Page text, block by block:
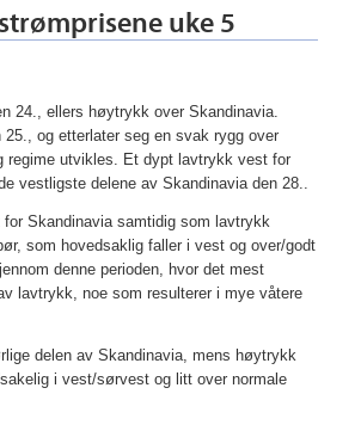
uke 5
24., ellers høytrykk over Skandinavia.
og etterlater seg en svak rygg over
regime utvikles. Et dypt lavtrykk vest for
vestligste delene av Skandinavia den 28..
Skandinavia samtidig som lavtrykk
som hovedsaklig faller i vest og over/godt
denne perioden, hvor det mest
lavtrykk, noe som resulterer i mye våtere
delen av Skandinavia, mens høytrykk
i vest/sørvest og litt over normale